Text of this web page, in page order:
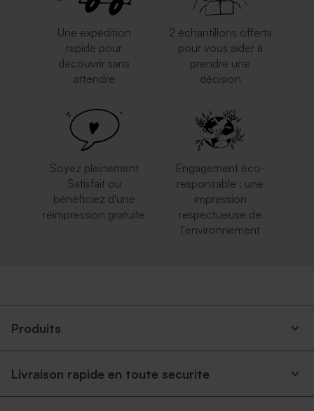
Une expédition
rapide pour
découvrir sans
attendre
2 échantillons offerts
pour vous aider à
prendre une
décision
Soyez pleinement
Satisfait ou
bénéficiez d'une
réimpression gratuite
Engagement éco-
responsable : une
impression
respectueuse de
l'environnement
Produits
Livraison rapide en toute securite